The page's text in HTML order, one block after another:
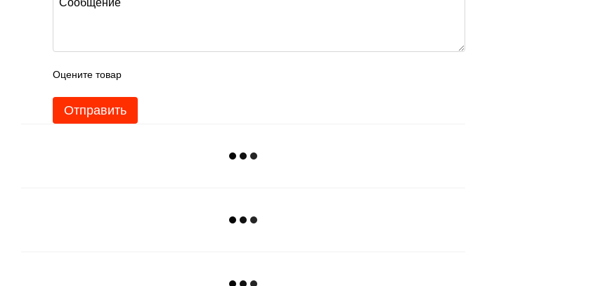
Оцените товар
Отправить